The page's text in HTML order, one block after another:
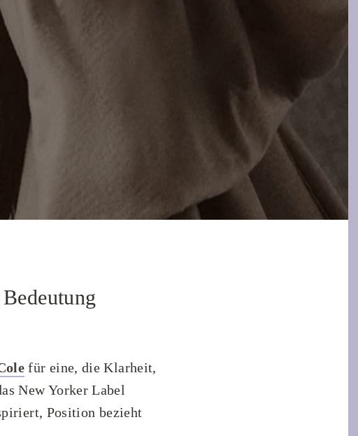
für eine, die Klarheit,
New Yorker Label
Position bezieht